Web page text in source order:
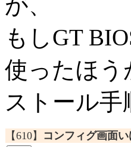
もしGT
使ったほう
ストール
【610】 コンフィグ画面